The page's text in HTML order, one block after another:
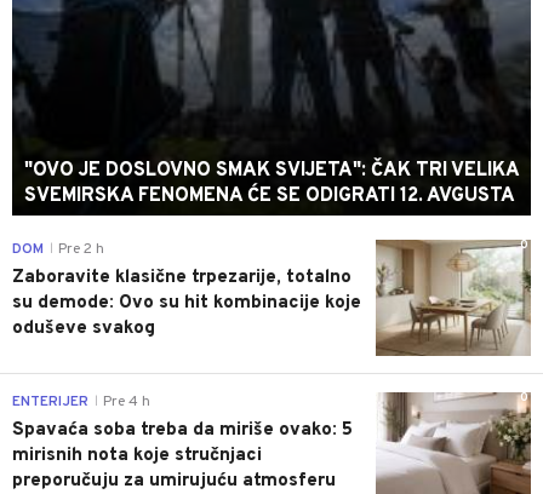
"OVO JE DOSLOVNO SMAK SVIJETA": ČAK TRI VELIKA
SVEMIRSKA FENOMENA ĆE SE ODIGRATI 12. AVGUSTA
0
DOM Pre 2 h
Zaboravite klasične trpezarije, totalno
su demode: Ovo su hit kombinacije koje
oduševe svakog
0
ENTERIJER Pre 4 h
Spavaća soba treba da miriše ovako: 5
mirisnih nota koje stručnjaci
preporučuju za umirujuću atmosferu